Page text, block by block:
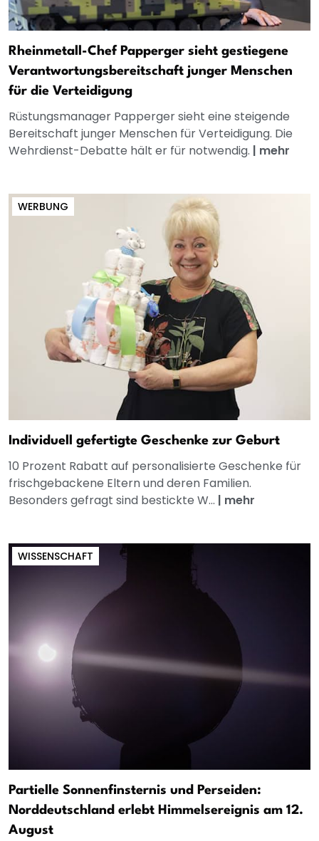
Rheinmetall-Chef Papperger sieht gestiegene
Verantwortungsbereitschaft junger Menschen
für die Verteidigung
Rüstungsmanager Papperger sieht eine steigende
Bereitschaft junger Menschen für Verteidigung. Die
Wehrdienst-Debatte hält er für notwendig. | mehr
WERBUNG
Individuell gefertigte Geschenke zur Geburt
10 Prozent Rabatt auf personalisierte Geschenke für
frischgebackene Eltern und deren Familien.
Besonders gefragt sind bestickte W... | mehr
WISSENSCHAFT
Partielle Sonnenfinsternis und Perseiden:
Norddeutschland erlebt Himmelsereignis am 12.
August